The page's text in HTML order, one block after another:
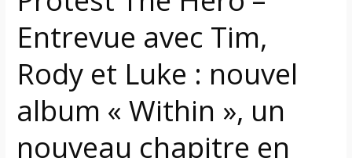
Entrevue avec Tim,
Rody et Luke : nouvel
album « Within », un
nouveau chapitre en
« Within »,
nouveau
chapitre
en